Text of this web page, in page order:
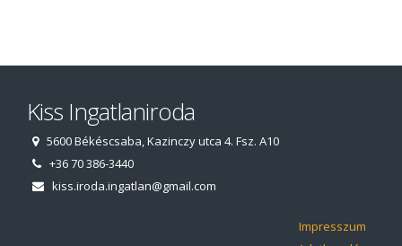
Kiss Ingatlaniroda
5600 Békéscsaba, Kazinczy utca 4. Fsz. A10
+36 70 386-3440
kiss.iroda.ingatlan@gmail.com
Impresszum